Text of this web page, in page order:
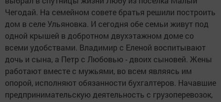
Чегодай. На семейном совете братья решили построить
дом в селе Ульяновка. И сегодня обе семьи живут под
одной крышей в добротном двухэтажном доме со
всеми удобствами. Владимир с Еленой воспитывают
дочь и сына, а Петр с Любовью - двоих сыновей. Жены
работают вместе с мужьями, во всем являясь им
опорой, исполняют обязанности бухгалтеров. Начавшие
предпринимательскую деятельность с грузоперевозок,